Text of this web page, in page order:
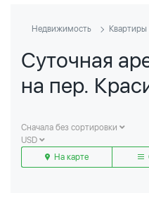
Недвижимость Квартиры
Суточная
на пер.
Сначала без сортировки
USD
На карте